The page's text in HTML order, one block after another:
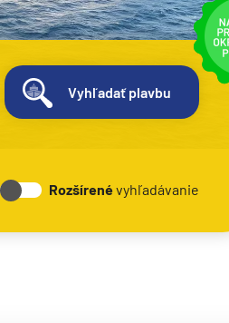
Vyhľadať plavbu
Rozšírenévyhľadávanie